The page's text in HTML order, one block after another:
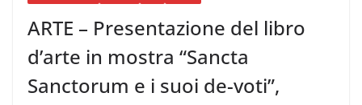
ARTE – Presentazione del libro
d’arte in mostra “Sancta
Sanctorum e i suoi de-voti”,